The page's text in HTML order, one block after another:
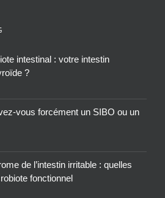
intestinal : votre intestin
?
vous forcément un SIBO ou un
de l’intestin irritable : quelles
fonctionnel